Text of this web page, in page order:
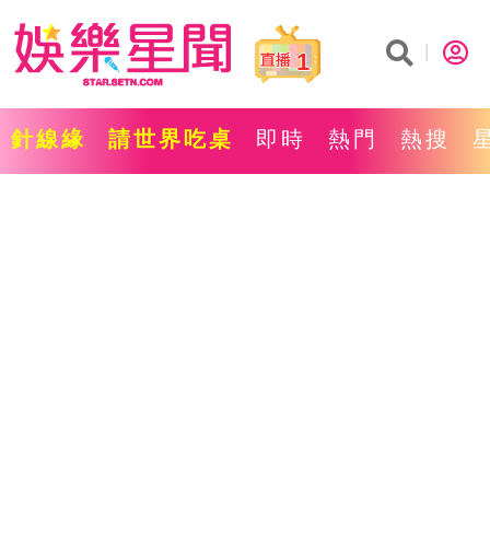
1
針線緣 請世界吃桌 即時 熱門 熱搜